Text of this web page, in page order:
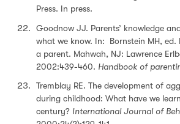
Press. In press.
Goodnow JJ. Parents’ knowledge
what we know. In: Bornstein MH, ed.
a parent. Mahwah, NJ: Lawrence
2002:439-460. Handbook of
Tremblay RE. The development of
during childhood: What have we
century? International Journal of